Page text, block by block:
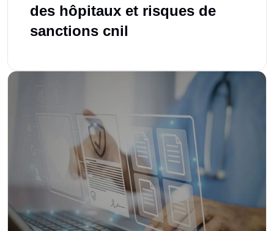
des hôpitaux et risques de
sanctions cnil